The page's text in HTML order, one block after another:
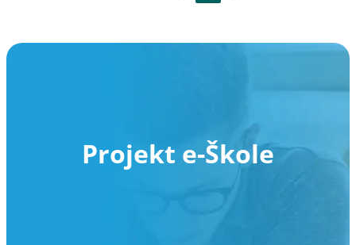
Projekt e-Škole